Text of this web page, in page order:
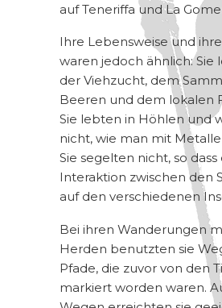
auf Teneriffa und La
Ihre Lebensweise und
waren jedoch ähnlich: Sie
der Viehzucht, dem
Beeren und dem lokalen
Sie lebten in Höhlen und
nicht, wie man mit
Sie segelten nicht, so dass
Interaktion zwischen den
auf den verschiedenen
Bei ihren Wanderungen
Herden benutzten sie
Pfade, die zuvor von den
markiert worden waren.